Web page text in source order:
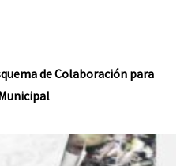
de Colaboración para